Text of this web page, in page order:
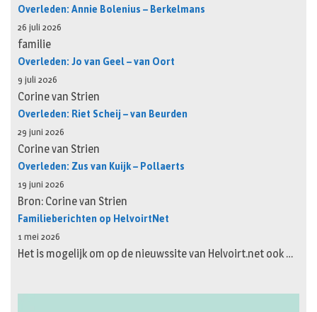
Overleden: Annie Bolenius – Berkelmans
26 juli 2026
familie
Overleden: Jo van Geel – van Oort
9 juli 2026
Corine van Strien
Overleden: Riet Scheij – van Beurden
29 juni 2026
Corine van Strien
Overleden: Zus van Kuijk – Pollaerts
19 juni 2026
Bron: Corine van Strien
Familieberichten op HelvoirtNet
1 mei 2026
Het is mogelijk om op de nieuwssite van Helvoirt.net ook …